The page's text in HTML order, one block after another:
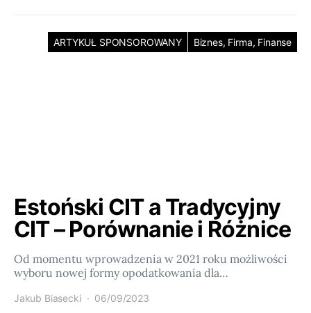
ARTYKUŁ SPONSOROWANY Biznes, Firma, Finanse
Estoński CIT a Tradycyjny
CIT – Porównanie i Różnice
Od momentu wprowadzenia w 2021 roku możliwości
wyboru nowej formy opodatkowania dla…
Jakub Biasecki 06/09/2023